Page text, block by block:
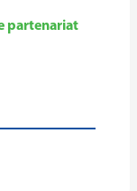
partenariat